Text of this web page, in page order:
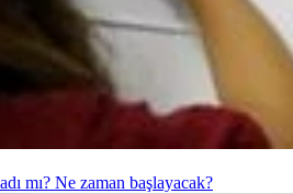
mı? Ne zaman başlayacak?